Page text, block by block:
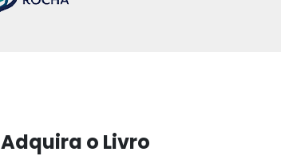
Adquira o Livro